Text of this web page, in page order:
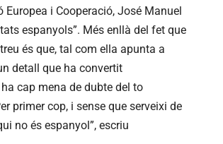
Europea i Cooperació, José Manuel
espanyols”. Més enllà del fet que
és que, tal com ella apunta a
detall que ha convertit
cap mena de dubte del to
primer cop, i sense que serveixi de
no és espanyol”, escriu